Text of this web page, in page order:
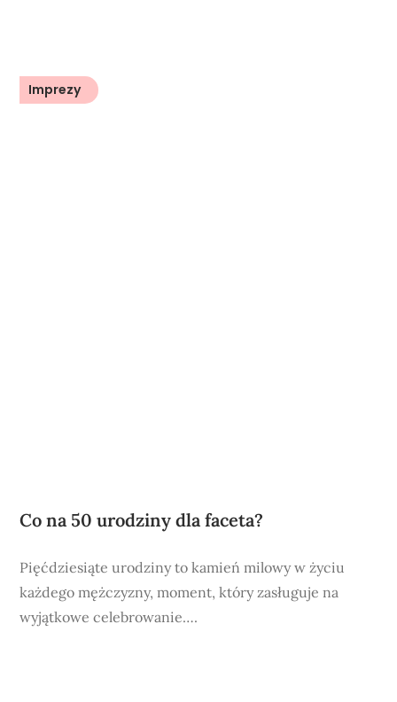
Imprezy
Co na 50 urodziny dla faceta?
Pięćdziesiąte urodziny to kamień milowy w życiu
każdego mężczyzny, moment, który zasługuje na
wyjątkowe celebrowanie….